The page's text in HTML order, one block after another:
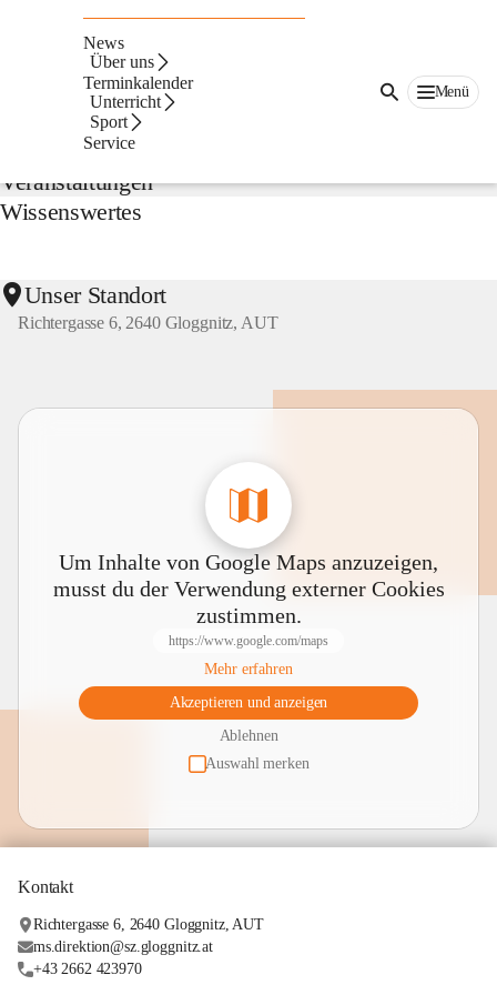
News
Über uns
Terminkalender
Unterricht
Sport
Service
Menü
Aktuelles
Veranstaltungen
Wissenswertes
Unser Standort
Richtergasse 6, 2640 Gloggnitz, AUT
Um Inhalte von Google Maps anzuzeigen,
musst du der Verwendung externer Cookies
zustimmen.
https://www.google.com/maps
Mehr erfahren
Akzeptieren und anzeigen
Ablehnen
Auswahl merken
Kontakt
Richtergasse 6, 2640 Gloggnitz, AUT
ms.direktion@sz.gloggnitz.at
+43 2662 423970